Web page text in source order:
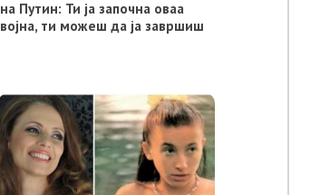
на Путин: Ти ја започна оваа
војна, ти можеш да ја завршиш